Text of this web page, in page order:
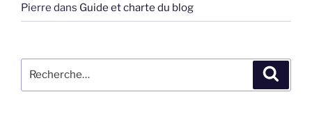
Pierre dans Guide et charte du blog
pour